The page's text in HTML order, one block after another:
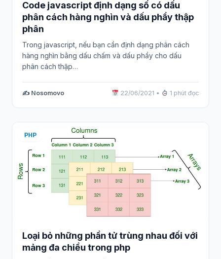
Code javascript định dạng số có dấu
phân cách hàng nghìn và dấu phẩy thập
phân
Trong javascript, nếu bạn cần định dạng phân cách
hàng nghìn bằng dấu chấm và dấu phẩy cho dấu
phân cách thập…
✍️ Nosomovo 22/06/2021 • 1 phút đọc
PHP
Loại bỏ những phần tử trùng nhau đối với
mảng đa chiều trong php